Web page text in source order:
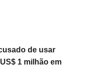
de usar
1 milhão em